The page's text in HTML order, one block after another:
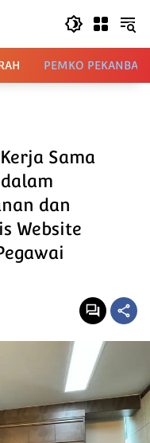
PEMKO
Sama
dan
Website